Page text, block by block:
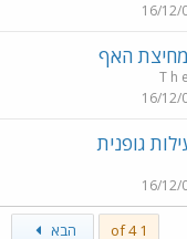
16/12/
האף
T h
16/12/
גופנית
16/12/
1 of 4 הבא